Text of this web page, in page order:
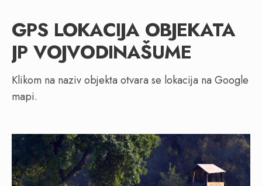
GPS LOKACIJA OBJEKATA
JP VOJVODINAŠUME
Klikom na naziv objekta otvara se lokacija na Google
mapi.